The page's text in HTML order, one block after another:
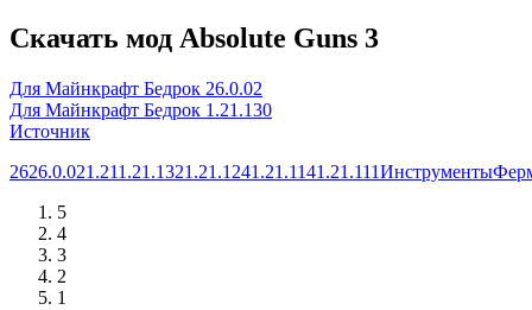
Скачать мод Absolute Guns 3
Для Майнкрафт Бедрок 26.0.02
Для Майнкрафт Бедрок 1.21.130
Источник
2626.0.021.211.21.1321.21.1241.21.1141.21.111Инструменты
5
4
3
2
1